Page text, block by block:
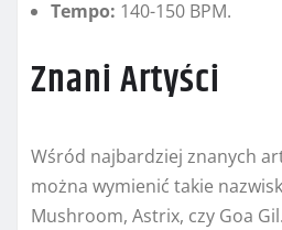
Tempo: 140-150 BPM.
Znani Artyści
Wśród najbardziej znanych
można wymienić takie
Mushroom, Astrix, czy Goa